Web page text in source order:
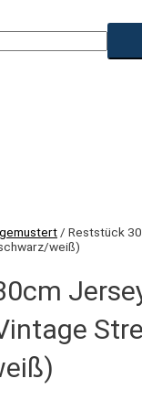
gemustert / Reststück
weiß)